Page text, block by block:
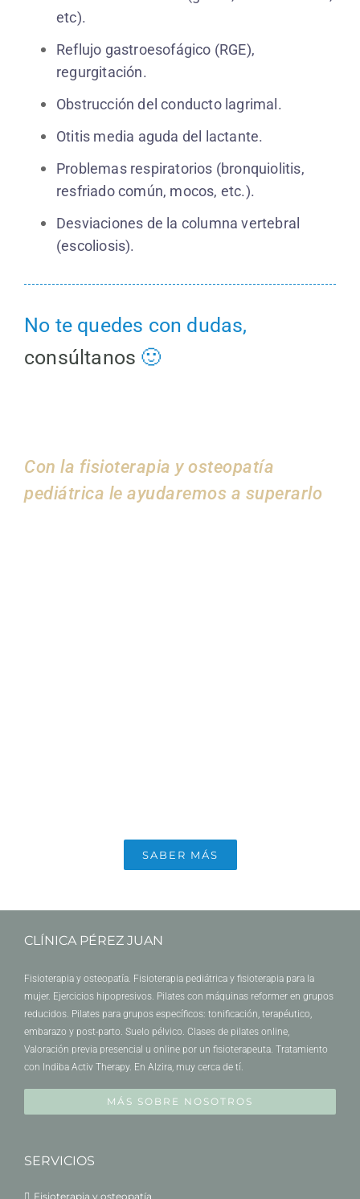
etc).
Reflujo gastroesofágico (RGE),
regurgitación.
Obstrucción del conducto lagrimal.
Otitis media aguda del lactante.
Problemas respiratorios (bronquiolitis,
resfriado común, mocos, etc.).
Desviaciones de la columna vertebral
(escoliosis).
No te quedes con dudas,
consúltanos 🙂
Con la fisioterapia y osteopatía
pediátrica le ayudaremos a superarlo
SABER MÁS
CLÍNICA PÉREZ JUAN
Fisioterapia y osteopatía. Fisioterapia pediátrica y fisioterapia para la
mujer. Ejercicios hipopresivos. Pilates con máquinas reformer en grupos
reducidos. Pilates para grupos específicos: tonificación, terapéutico,
embarazo y post-parto. Suelo pélvico. Clases de pilates online,
Valoración previa presencial u online por un fisioterapeuta. Tratamiento
con Indiba Activ Therapy. En Alzira, muy cerca de tí.
MÁS SOBRE NOSOTROS
SERVICIOS
Fisioterapia y osteopatía